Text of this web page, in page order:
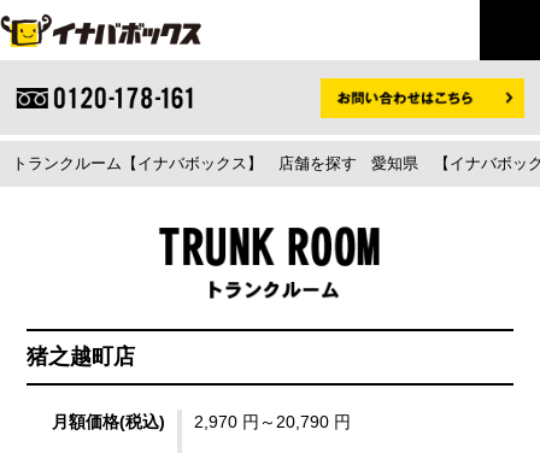
トランクルーム【イナバボックス】 店舗を探す 愛知県 【イナバボッ
猪之越町店
月額価格(税込) 2,970 円～20,790 円